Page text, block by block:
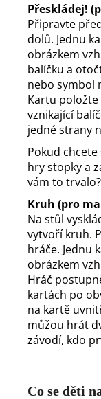
Přeskládej!
Připravte
dolů. Jednu
obrázkem
balíčku a
nebo symbol
Kartu
vznikající
jedné strany
Pokud
hry stopky a
vám to
Kruh (pro
Na stůl
vytvoří kruh.
hráče. Jednu
obrázkem
Hráč
kartách po
na kartě
můžou hrát
závodí, kdo
Co se děti